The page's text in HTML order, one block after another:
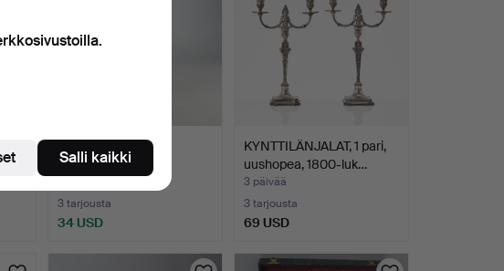
BAARITYÖKALUT.
3 tarjousta
34 USD
KYNTTILÄNJALAT, 1 pari,
uushopea, 1800-luk…
3 päivää
3 tarjousta
69 USD
Salli kaikki